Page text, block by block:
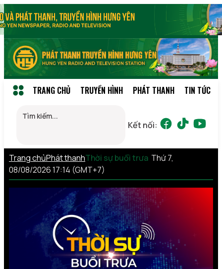
TRANG CHỦ TRUYỀN HÌNH PHÁT THANH TIN TỨC
Kết nối:
Trang chủPhát thanhThời sự buổi trưa Thứ 7,
08/08/2026 17:14 (GMT+7)